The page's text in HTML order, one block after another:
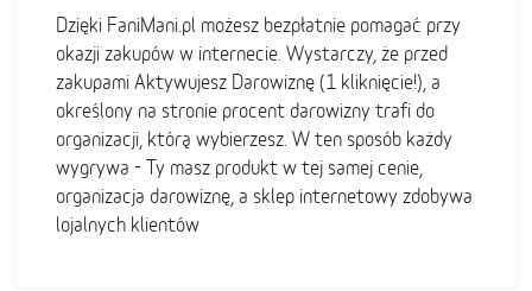
Dzięki FaniMani.pl możesz bezpłatnie pomagać przy
okazji zakupów w internecie. Wystarczy, że przed
zakupami Aktywujesz Darowiznę (1 kliknięcie!), a
określony na stronie procent darowizny trafi do
organizacji, którą wybierzesz. W ten sposób każdy
wygrywa - Ty masz produkt w tej samej cenie,
organizacja darowiznę, a sklep internetowy zdobywa
lojalnych klientów